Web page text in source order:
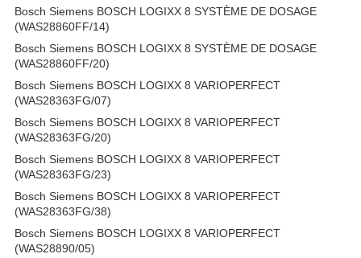
Bosch Siemens BOSCH LOGIXX 8 SYSTÈME DE DOSAGE
(WAS28860FF/14)
Bosch Siemens BOSCH LOGIXX 8 SYSTÈME DE DOSAGE
(WAS28860FF/20)
Bosch Siemens BOSCH LOGIXX 8 VARIOPERFECT
(WAS28363FG/07)
Bosch Siemens BOSCH LOGIXX 8 VARIOPERFECT
(WAS28363FG/20)
Bosch Siemens BOSCH LOGIXX 8 VARIOPERFECT
(WAS28363FG/23)
Bosch Siemens BOSCH LOGIXX 8 VARIOPERFECT
(WAS28363FG/38)
Bosch Siemens BOSCH LOGIXX 8 VARIOPERFECT
(WAS28890/05)